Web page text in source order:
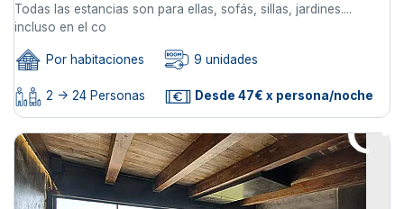
Todas las estancias son para ellas, sofás, sillas, jardines....
incluso en el co
Por habitaciones 9 unidades
2 -> 24 Personas Desde 47€ x persona/noche